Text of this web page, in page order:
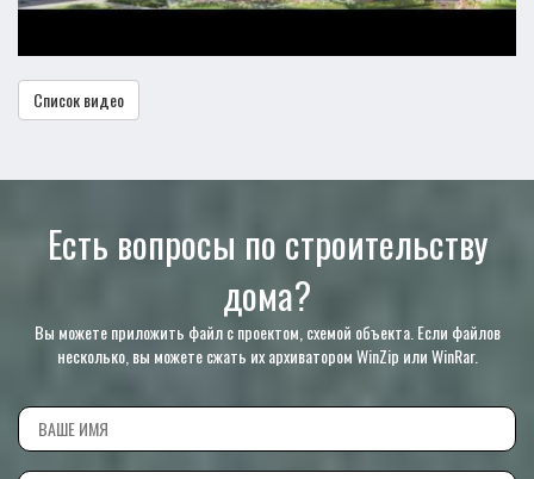
Список видео
Есть вопросы по строительству
дома?
Вы можете приложить файл с проектом, схемой объекта. Если файлов
несколько, вы можете сжать их архиватором WinZip или WinRar.